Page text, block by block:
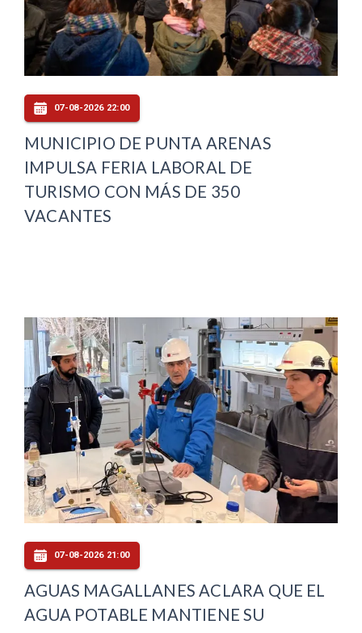
07-08-2026 22:00
MUNICIPIO DE PUNTA ARENAS
IMPULSA FERIA LABORAL DE
TURISMO CON MÁS DE 350
VACANTES
07-08-2026 21:00
AGUAS MAGALLANES ACLARA QUE EL
AGUA POTABLE MANTIENE SU